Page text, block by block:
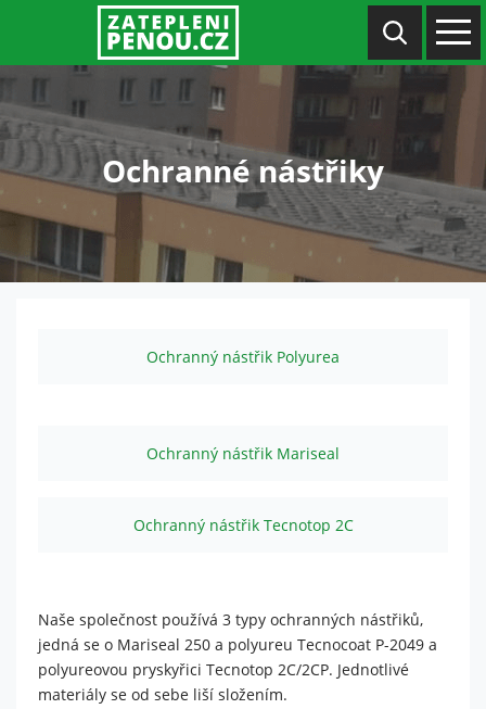
Ochranné nástřiky
Ochranný nástřik Polyurea
Ochranný nástřik Mariseal
Ochranný nástřik Tecnotop 2C
Naše společnost používá 3 typy ochranných nástřiků,
jedná se o Mariseal 250 a polyureu Tecnocoat P-2049 a
polyureovou pryskyřici Tecnotop 2C/2CP. Jednotlivé
materiály se od sebe liší složením.
Tyto
Jsou
potřeba
fungování
webu.